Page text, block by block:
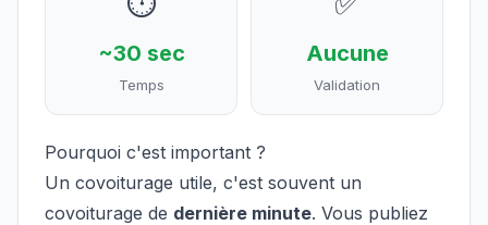
~30 sec
Temps
Aucune
Validation
Pourquoi c'est important ?
Un covoiturage utile, c'est souvent un
covoiturage de dernière minute. Vous publiez